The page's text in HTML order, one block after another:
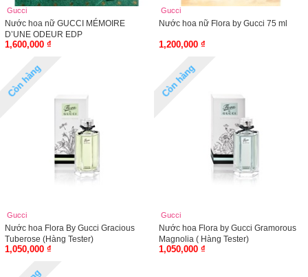
Gucci
Nước hoa nữ GUCCI MÉMOIRE
D’UNE ODEUR EDP
1,600,000 ₫
Gucci
Nước hoa nữ Flora by Gucci 75 ml
1,200,000 ₫
Còn hàng
Gucci
Nước hoa Flora By Gucci Gracious
Tuberose (Hàng Tester)
1,050,000 ₫
Còn hàng
Gucci
Nước hoa Flora by Gucci Gramorous
Magnolia ( Hàng Tester)
1,050,000 ₫